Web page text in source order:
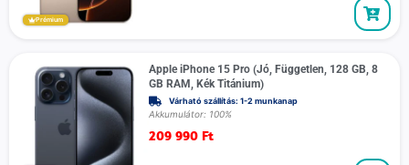
Prémium
Apple iPhone 15 Pro (Jó, Független, 128 GB, 8
GB RAM, Kék Titánium)
Várható szállítás: 1-2 munkanap
Akkumulátor: 100%
209 990 Ft